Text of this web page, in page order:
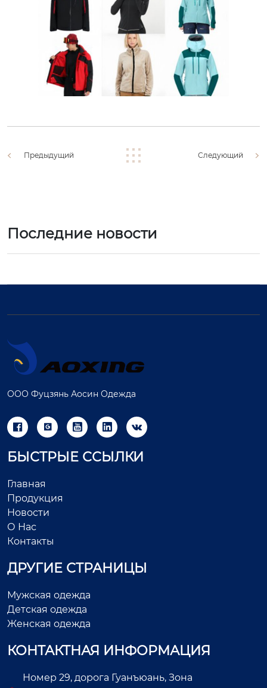
Предыдущий Следующий
Последние новости
ООО Фуцзянь Аосин Одежда
    
БЫСТРЫЕ ССЫЛКИ
Главная
Продукция
Новости
О Нас
Контакты
ДРУГИЕ СТРАНИЦЫ
Мужская одежда
Детская одежда
Женская одежда
КОНТАКТНАЯ ИНФОРМАЦИЯ
Номер 29, дорога Гуанъюань, Зона